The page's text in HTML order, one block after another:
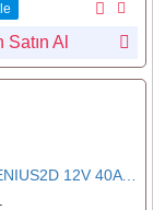
Satın Al
NOCO GENIUS2D 12V 40A Akıllı Akü Şarj ve Akü Bakım/Desülfatör